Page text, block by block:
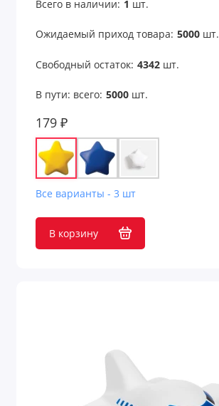
Измерения
Калькуляторы
Карабины и держатели
Кодовые замки
Конфеты, сладости, печенье
Кофе и чай
Кошельки
Кошельки и монетницы
Лазерные указки
Всего в наличии: 1 шт.
Ожидаемый приход товара: 5000шт.
Свободный остаток: 4342шт.
В пути: всего: 5000шт.
179 ₽
Все варианты - 3 шт
В корзину